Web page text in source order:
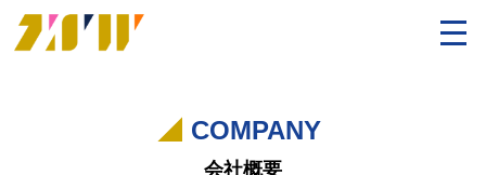
COMPANY
会社概要